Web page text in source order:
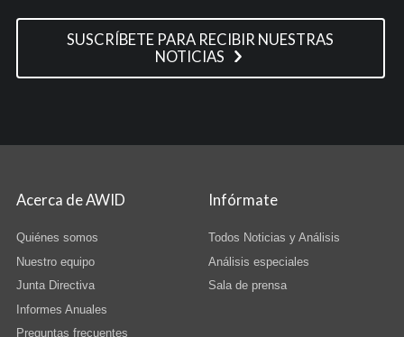
SUSCRÍBETE PARA RECIBIR NUESTRAS
NOTICIAS
Acerca de AWID
Quiénes somos
Nuestro equipo
Junta Directiva
Informes Anuales
Preguntas frecuentes
Infórmate
Todos Noticias y Análisis
Análisis especiales
Sala de prensa